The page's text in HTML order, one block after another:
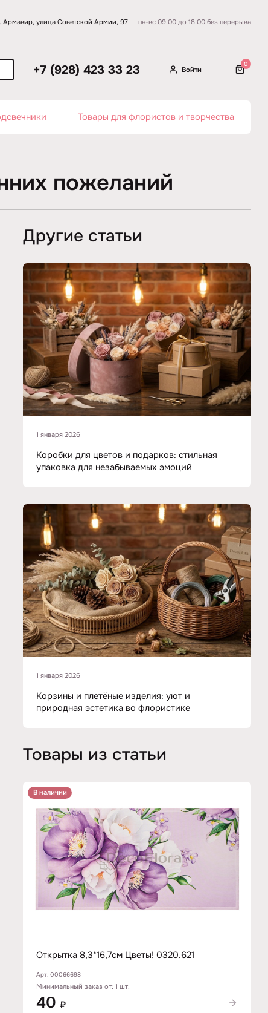
Армавир, улица Советской Армии, 97 пн-вс 09.00 до 18.00 без перерыва
+7 (928) 423 33 23 Войти
0
Товары для флористов и творчества
пожеланий
Другие статьи
1 января 2026
Коробки для цветов и подарков: стильная
упаковка для незабываемых эмоций
1 января 2026
Корзины и плетёные изделия: уют и
природная эстетика во флористике
Товары из статьи
В наличии
Открытка 8,3*16,7см Цветы! 0320.621
Арт. 00066698
Минимальный заказ от: 1 шт.
40 ₽